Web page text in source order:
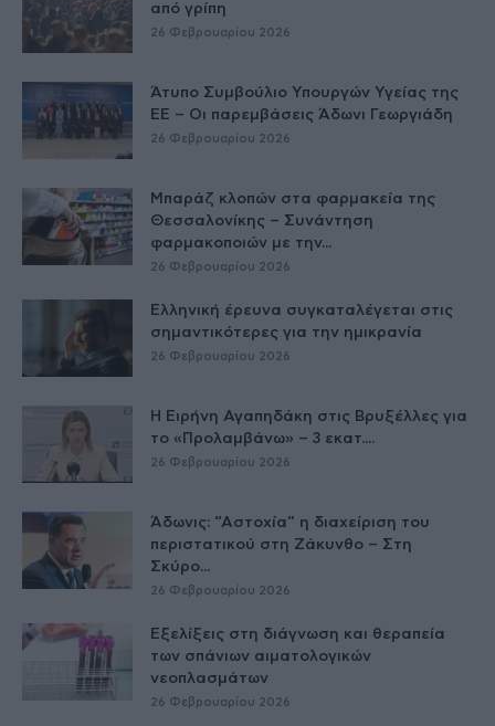
από γρίπη
26 Φεβρουαρίου 2026
Άτυπο Συμβούλιο Υπουργών Υγείας της
ΕE – Οι παρεμβάσεις Άδωνι Γεωργιάδη
26 Φεβρουαρίου 2026
Μπαράζ κλοπών στα φαρμακεία της
Θεσσαλονίκης – Συνάντηση
φαρμακοποιών με την...
26 Φεβρουαρίου 2026
Ελληνική έρευνα συγκαταλέγεται στις
σημαντικότερες για την ημικρανία
26 Φεβρουαρίου 2026
Η Ειρήνη Αγαπηδάκη στις Βρυξέλλες για
το «Προλαμβάνω» – 3 εκατ....
26 Φεβρουαρίου 2026
Άδωνις: “Αστοχία” η διαχείριση του
περιστατικού στη Ζάκυνθο – Στη
Σκύρο...
26 Φεβρουαρίου 2026
Εξελίξεις στη διάγνωση και θεραπεία
των σπάνιων αιματολογικών
νεοπλασμάτων
26 Φεβρουαρίου 2026